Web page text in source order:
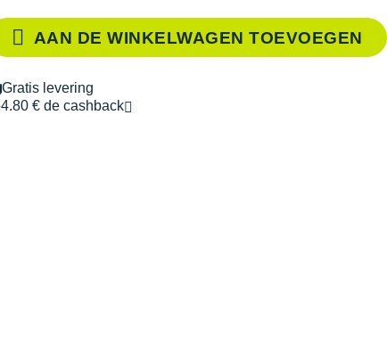
AAN DE WINKELWAGEN TOEVOEGEN
Gratis levering
4.80 € de cashback